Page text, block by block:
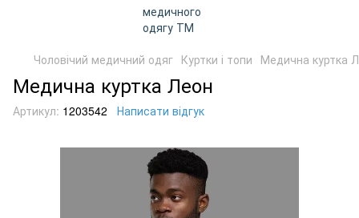
Чоловічий медичний одяг Куртки і топи Медична куртка
Медична куртка Леон
Артикул: 1203542 Написати відгук